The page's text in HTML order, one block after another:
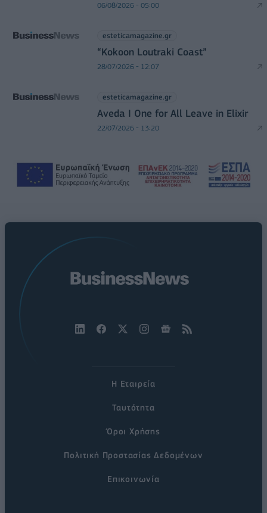
06/08/2026 - 05:00
esteticamagazine.gr
“Kokoon Loutraki Coast”
28/07/2026 - 12:07
esteticamagazine.gr
Aveda I One for All Leave in Elixir
22/07/2026 - 13:20
Η Εταιρεία
Ταυτότητα
Όροι Χρήσης
Πολιτική Προστασίας Δεδομένων
Επικοινωνία